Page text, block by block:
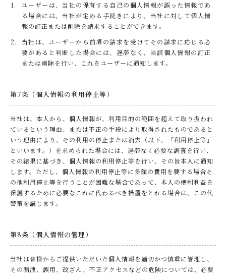
ユーザーは、当社の保有する自己の個人情報が誤った情報であ
る場合には、当社が定める手続きにより、当社に対して個人情
報の訂正または削除を請求することができます。
当社は、ユーザーから前項の請求を受けてその請求に応じる必
要があると判断した場合には、遅滞なく、当該個人情報の訂正
または削除を行い、これをユーザーに通知します。
第7条（個人情報の利用停止等）
当社は、本人から、個人情報が、利用目的の範囲を超えて取り扱われ
ているという理由、または不正の手段により取得されたものであると
いう理由により、その利用の停止または消去（以下、「利用停止等」
といいます。）を求められた場合には、遅滞なく必要な調査を行い、
その結果に基づき、個人情報の利用停止等を行い、その旨本人に通知
します。ただし、個人情報の利用停止等に多額の費用を要する場合そ
の他利用停止等を行うことが困難な場合であって、本人の権利利益を
保護するために必要なこれに代わるべき措置をとれる場合は、この代
替策を講じます。
第8条（個人情報の管理）
当社は皆様からご提供いただいた個人情報を適切かつ慎重に管理し、
その漏洩、誤用、改ざん、不正アクセスなどの危険については、必要